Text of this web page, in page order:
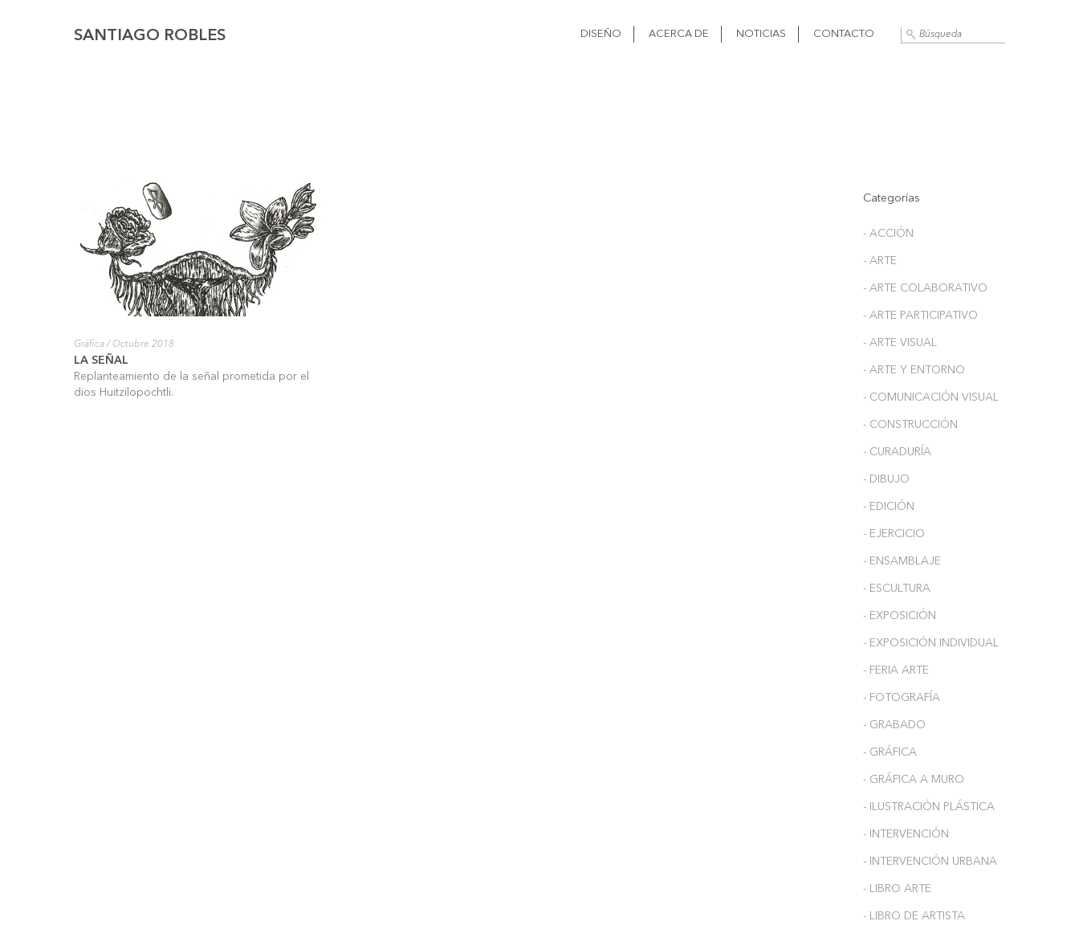
SANTIAGO ROBLES DISEÑO ACERCA DE NOTICIAS CONTACTO
Gráfica/ Octubre 2018
LA SEÑAL
Replanteamiento de la señal prometida por el
dios Huitzilopochtli.
Categorías
- ACCIÓN
- ARTE
- ARTE COLABORATIVO
- ARTE PARTICIPATIVO
- ARTE VISUAL
- ARTE Y ENTORNO
- COMUNICACIÓN VISUAL
- CONSTRUCCIÓN
- CURADURÍA
- DIBUJO
- EDICIÓN
- EJERCICIO
- ENSAMBLAJE
- ESCULTURA
- EXPOSICIÓN
- EXPOSICIÓN INDIVIDUAL
- FERIA ARTE
- FOTOGRAFÍA
- GRABADO
- GRÁFICA
- GRÁFICA A MURO
- ILUSTRACIÓN PLÁSTICA
- INTERVENCIÓN
- INTERVENCIÓN URBANA
- LIBRO ARTE
- LIBRO DE ARTISTA